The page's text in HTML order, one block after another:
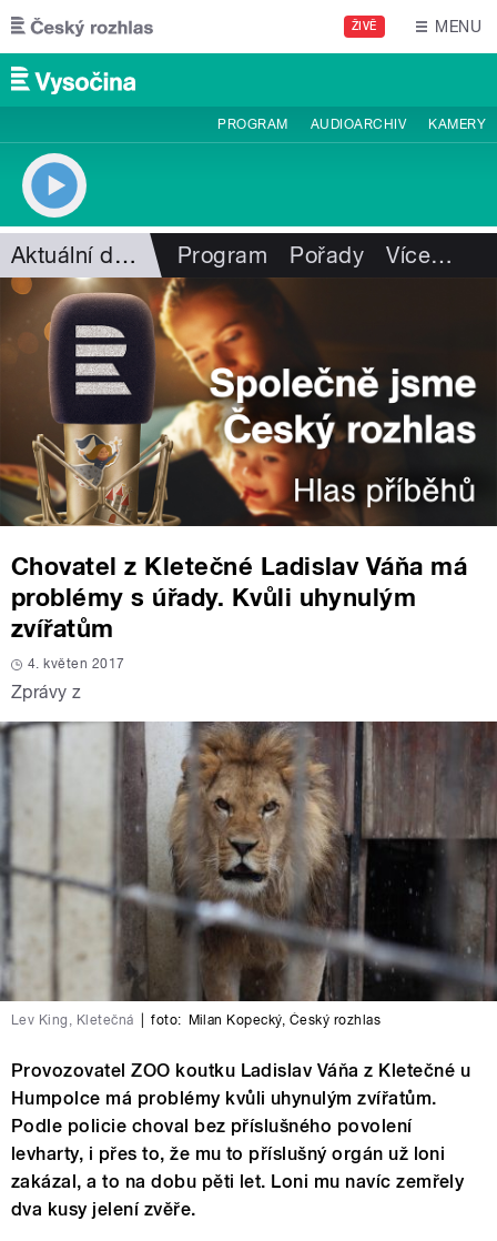
Přejít k hlavnímu obsahu
ŽIVĚ MENU
PROGRAM AUDIOARCHIV KAMERY
Aktuální dění Program Pořady Více…
Chovatel z Kletečné Ladislav Váňa má
problémy s úřady. Kvůli uhynulým
zvířatům
4. květen 2017
Zprávy z
Lev King, Kletečná foto: Milan Kopecký, Český rozhlas
Provozovatel ZOO koutku Ladislav Váňa z Kletečné u
Humpolce má problémy kvůli uhynulým zvířatům.
Podle policie choval bez příslušného povolení
levharty, i přes to, že mu to příslušný orgán už loni
zakázal, a to na dobu pěti let. Loni mu navíc zemřely
dva kusy jelení zvěře.